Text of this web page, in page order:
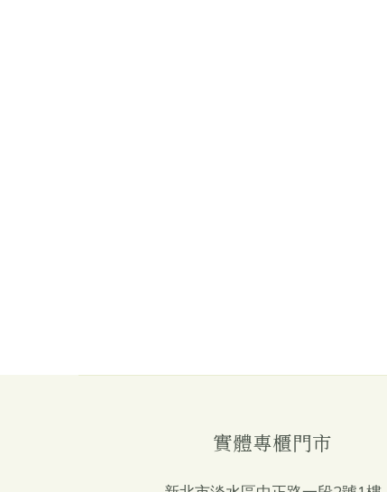
實體專櫃門市